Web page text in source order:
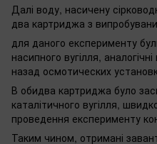
Далі воду, насичену
два картриджа з
для даного експерименту
насипного вугілля,
назад осмотических
В обидва картриджа було
каталітичного вугілля,
проведення експерименту
Таким чином, отримані